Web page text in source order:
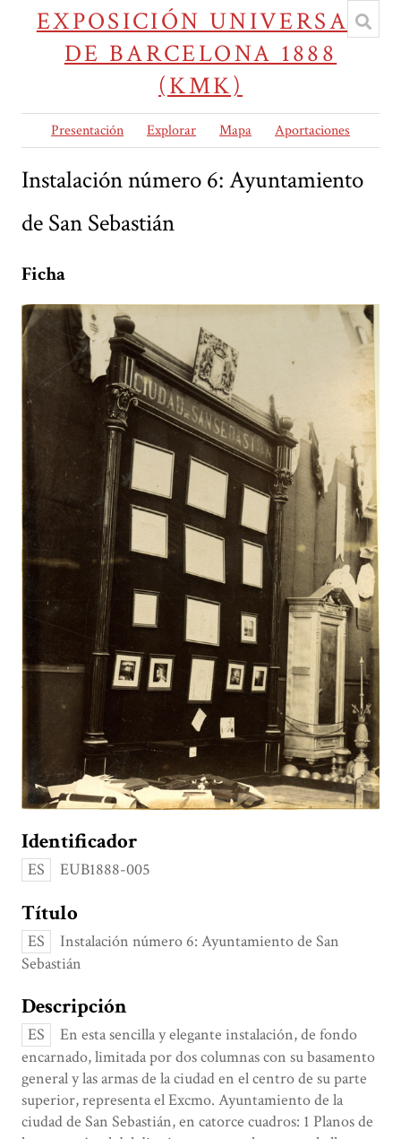
EXPOSICIÓN UNIVERSAL
DE BARCELONA 1888
(KMK)
Presentación Explorar Mapa Aportaciones
Instalación número 6: Ayuntamiento
de San Sebastián
Ficha
Identificador
ES EUB1888-005
Título
ES
Instalación número 6: Ayuntamiento de San
Sebastián
Descripción
ES
En esta sencilla y elegante instalación, de fondo
encarnado, limitada por dos columnas con su basamento
general y las armas de la ciudad en el centro de su parte
superior, representa el Excmo. Ayuntamiento de la
ciudad de San Sebastián, en catorce cuadros: 1 Planos de